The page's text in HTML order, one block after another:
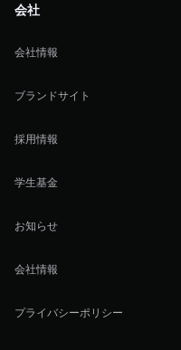
会社
会社情報
ブランドサイト
採用情報
学生基金
お知らせ
会社情報
プライバシーポリシー